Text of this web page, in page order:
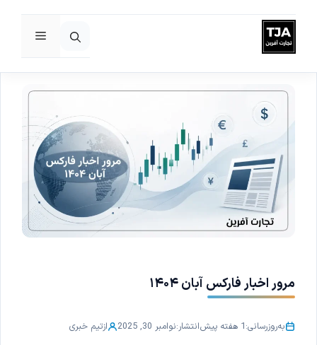
پرش
به
فهرست
مرور اخبار فارکس آبان ۱۴۰۴
به‌روزرسانی:1 هفته پیش انتشار:نوامبر 30, 2025 ازتیم خبری